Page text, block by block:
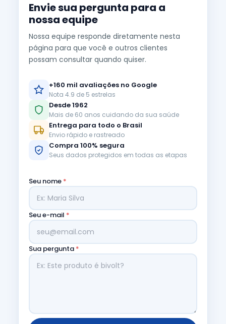
Envie sua pergunta para a
nossa equipe
Nossa equipe responde diretamente nesta
página para que você e outros clientes
possam consultar quando quiser.
+160 mil avaliações no Google
Nota 4.9 de 5 estrelas
Desde 1962
Mais de 60 anos cuidando da sua saúde
Entrega para todo o Brasil
Envio rápido e rastreado
Compra 100% segura
Seus dados protegidos em todas as etapas
Seu nome *
Seu e-mail *
Sua pergunta *